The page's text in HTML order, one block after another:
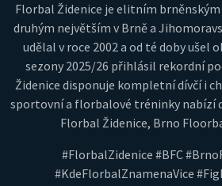
Florbal Židenice je elitním
druhým největším v Brně a
udělal v roce 2002 a od té doby ušel
sezony 2025/26 přihlásil rekordní
Židenice disponuje kompletní dívčí i
sportovní a florbalové tréninky nabízí
Florbal Židenice, Brno
#FlorbalZidenice #BFC
#KdeFlorbalZnamenaVice